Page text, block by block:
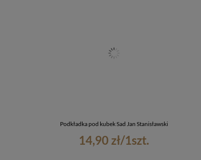
Podkładka pod kubek Sad Jan Stanisławski
14,90 zł/1szt.